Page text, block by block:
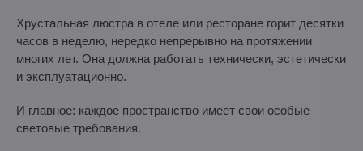
Хрустальная люстра в отеле или ресторане горит десятки
часов в неделю, нередко непрерывно на протяжении
многих лет. Она должна работать технически, эстетически
и эксплуатационно.
И главное: каждое пространство имеет свои особые
световые требования.